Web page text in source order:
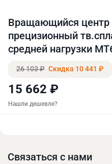
Вращающийся центр
прецизионный
средней нагрузки
26 103 ₽ Скидка 10 441 ₽
15 662 ₽
Нашли дешевле?
Связаться с нами